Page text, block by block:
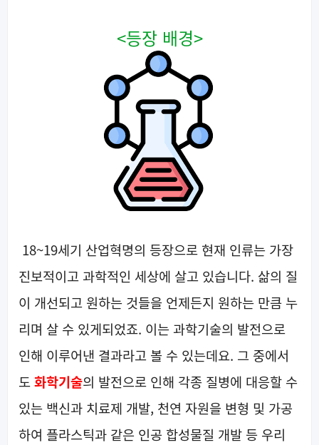
<등장 배경>
18~19세기 산업혁명의 등장으로 현재 인류는 가장
진보적이고 과학적인 세상에 살고 있습니다. 삶의 질
이 개선되고 원하는 것들을 언제든지 원하는 만큼 누
리며 살 수 있게되었죠. 이는 과학기술의 발전으로
인해 이루어낸 결과라고 볼 수 있는데요. 그 중에서
도화학기술의 발전으로 인해 각종 질병에 대응할 수
있는 백신과 치료제 개발, 천연 자원을 변형 및 가공
하여 플라스틱과 같은 인공 합성물질 개발 등 우리